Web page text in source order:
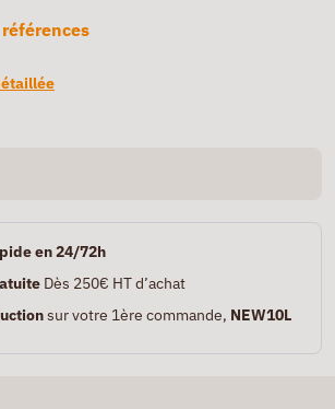
en 24/72h
Dès 250€ HT d’achat
sur votre 1ère commande, NEW10L